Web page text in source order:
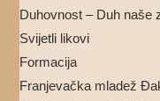
Duhovnost – Duh naše
Svijetli likovi
Formacija
Franjevačka mladež